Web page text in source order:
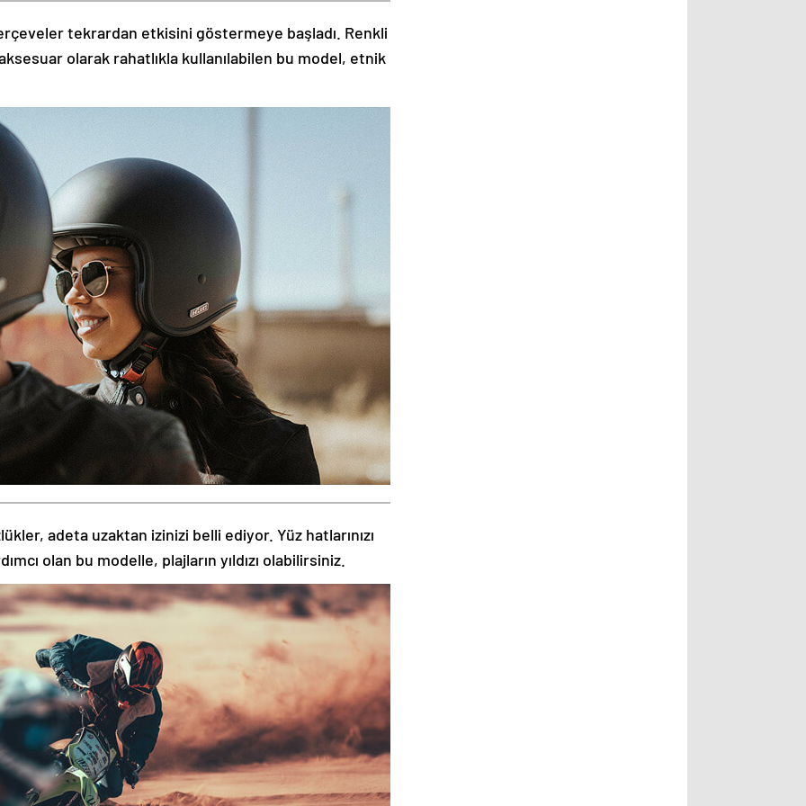
tekrardan etkisini göstermeye başladı. Renkli
olarak rahatlıkla kullanılabilen bu model, etnik
adeta uzaktan izinizi belli ediyor. Yüz hatlarınızı
olan bu modelle, plajların yıldızı olabilirsiniz.